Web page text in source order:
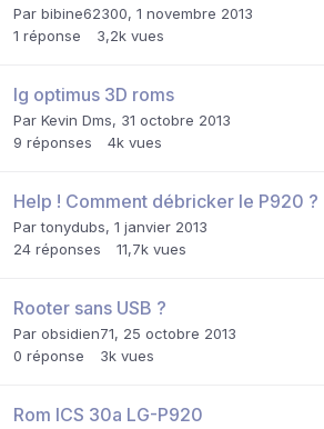
Par bibine62300, 1 novembre 2013
1 réponse 3,2k vues
lg optimus 3D roms
Par Kevin Dms, 31 octobre 2013
9 réponses 4k vues
Help ! Comment débricker le P920 ?
Partonydubs, 1 janvier 2013
24 réponses 11,7k vues
Rooter sans USB ?
Par obsidien71, 25 octobre 2013
0 réponse 3k vues
Rom ICS 30a LG-P920